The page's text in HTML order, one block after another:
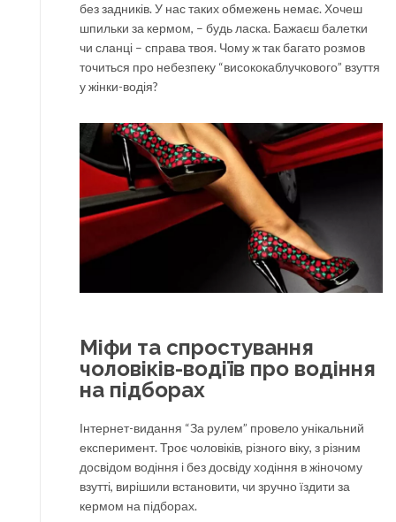
без задників. У нас таких обмежень немає. Хочеш
шпильки за кермом, – будь ласка. Бажаєш балетки
чи сланці – справа твоя. Чому ж так багато розмов
точиться про небезпеку “висококаблучкового” взуття
у жінки-водія?
Міфи та спростування
чоловіків-водіїв про водіння
на підборах
Інтернет-видання “За рулем” провело унікальний
експеримент. Троє чоловіків, різного віку, з різним
досвідом водіння і без досвіду ходіння в жіночому
взутті, вирішили встановити, чи зручно їздити за
кермом на підборах.